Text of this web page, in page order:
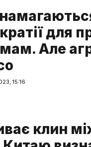
для
Але
15:16
клин